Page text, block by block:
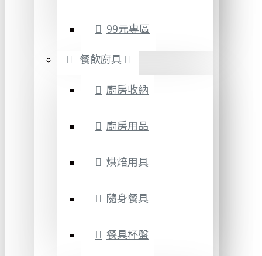
99元專區
餐飲廚具
廚房收納
廚房用品
烘焙用具
隨身餐具
餐具杯盤